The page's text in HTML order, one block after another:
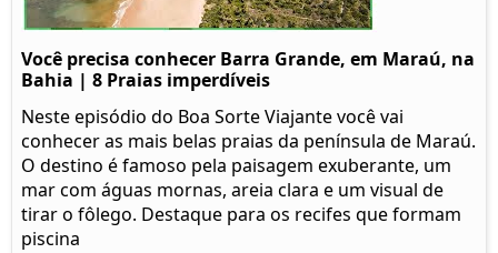
Você precisa conhecer Barra Grande, em Maraú, na
Bahia | 8 Praias imperdíveis
Neste episódio do Boa Sorte Viajante você vai
conhecer as mais belas praias da península de Maraú.
O destino é famoso pela paisagem exuberante, um
mar com águas mornas, areia clara e um visual de
tirar o fôlego. Destaque para os recifes que formam
piscina